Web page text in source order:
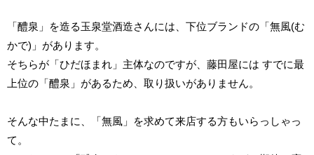
「醴泉」を造る玉泉堂酒造さんには、下位ブランドの「無風(む
かで)」があります。
そちらが「ひだほまれ」主体なのですが、藤田屋には すでに最
上位の「醴泉」があるため、取り扱いがありません。
そんな中たまに、「無風」を求めて来店する方もいらっしゃっ
て。